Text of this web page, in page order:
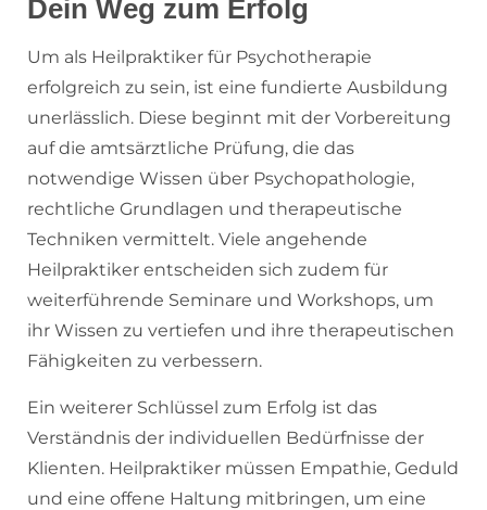
Dein Weg zum Erfolg
Um als Heilpraktiker für Psychotherapie
erfolgreich zu sein, ist eine fundierte Ausbildung
unerlässlich. Diese beginnt mit der Vorbereitung
auf die amtsärztliche Prüfung, die das
notwendige Wissen über Psychopathologie,
rechtliche Grundlagen und therapeutische
Techniken vermittelt. Viele angehende
Heilpraktiker entscheiden sich zudem für
weiterführende Seminare und Workshops, um
ihr Wissen zu vertiefen und ihre therapeutischen
Fähigkeiten zu verbessern.
Ein weiterer Schlüssel zum Erfolg ist das
Verständnis der individuellen Bedürfnisse der
Klienten. Heilpraktiker müssen Empathie, Geduld
und eine offene Haltung mitbringen, um eine